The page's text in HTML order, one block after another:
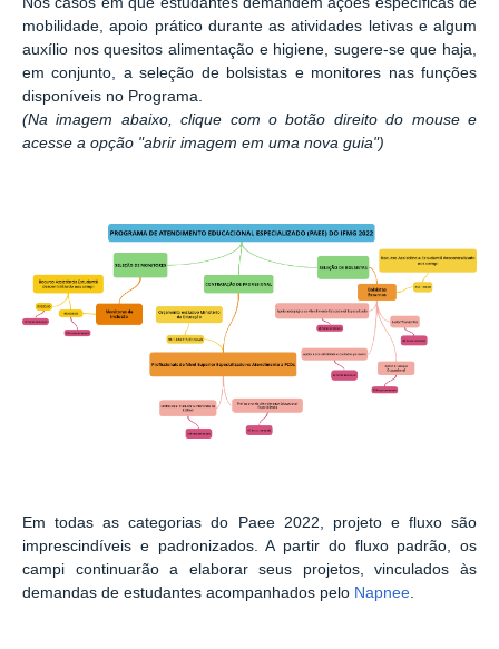
mobilidade, apoio prático durante as atividades letivas e algum
auxílio nos quesitos alimentação e higiene, sugere-se que haja,
em conjunto, a seleção de bolsistas e monitores nas funções
disponíveis no Programa.
(Na imagem abaixo, clique com o botão direito do mouse e
acesse a opção "abrir imagem em uma nova guia")
Em todas as categorias do Paee 2022, projeto e fluxo são
imprescindíveis e padronizados. A partir do fluxo padrão, os
campi
continuarão a elaborar seus projetos, vinculados às
demandas de estudantes acompanhados pelo Napnee